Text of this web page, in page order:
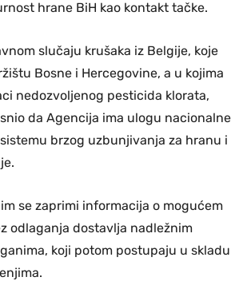
hrane BiH kao kontakt tačke.
slučaju krušaka iz Belgije, koje
Bosne i Hercegovine, a u kojima
nedozvoljenog pesticida klorata,
da Agencija ima ulogu nacionalne
brzog uzbunjivanja za hranu i
se zaprimi informacija o mogućem
odlaganja dostavlja nadležnim
koji potom postupaju u skladu